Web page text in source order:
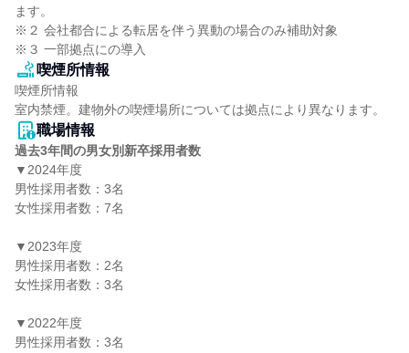
ます。
※２ 会社都合による転居を伴う異動の場合のみ補助対象
※３ 一部拠点にの導入
喫煙所情報
喫煙所情報
室内禁煙。建物外の喫煙場所については拠点により異なります。
職場情報
過去3年間の男女別新卒採用者数
▼2024年度
男性採用者数：3名
女性採用者数：7名
▼2023年度
男性採用者数：2名
女性採用者数：3名
▼2022年度
男性採用者数：3名